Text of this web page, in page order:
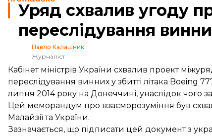
Уряд схвалив угоду
переслідування
Павло Калашник
Журналіст
Кабінет міністрів України схвалив проект
переслідування винних у збитті літака Boeing
липня 2014 року на Донеччині, унаслідок чого
Цей меморандум про взаєморозуміння був
Малайзії та України.
Зазначається, що підписати цей документ з